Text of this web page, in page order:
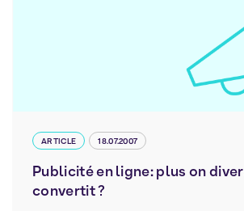
ARTICLE 18.07.2007
Publicité en ligne: plus on
convertit ?